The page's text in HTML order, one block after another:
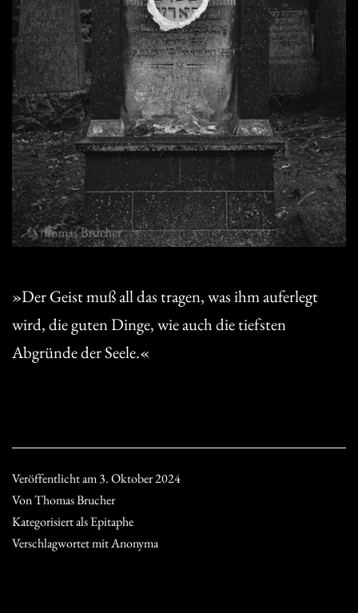
»Der Geist muß all das tragen, was ihm auferlegt
wird, die guten Dinge, wie auch die tiefsten
Abgründe der Seele.«
Veröffentlicht am3. Oktober 2024
VonThomas Brucher
Kategorisiert alsEpitaphe
Verschlagwortet mitAnonyma